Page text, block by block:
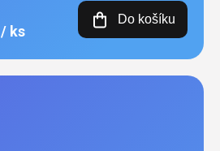
/ ks
Do košíku